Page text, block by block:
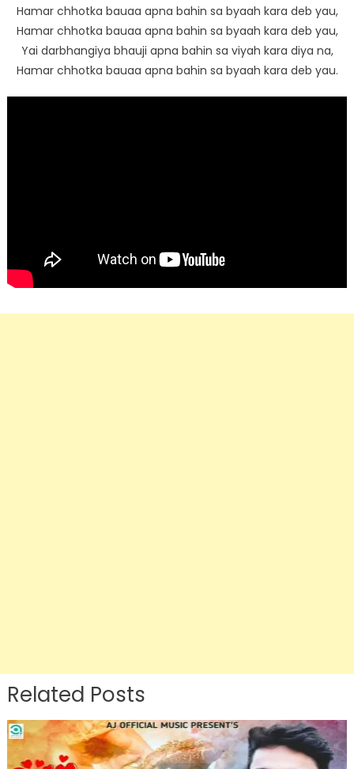
Hamar chhotka bauaa apna bahin sa byaah kara deb yau,
Hamar chhotka bauaa apna bahin sa byaah kara deb yau,
Yai darbhangiya bhauji apna bahin sa viyah kara diya na,
Hamar chhotka bauaa apna bahin sa byaah kara deb yau.
Related Posts